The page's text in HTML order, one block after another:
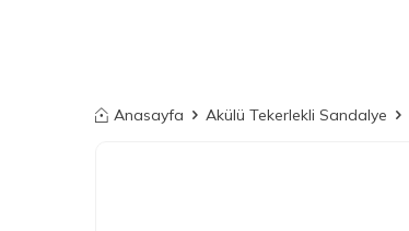
Anasayfa Akülü Tekerlekli Sandalye